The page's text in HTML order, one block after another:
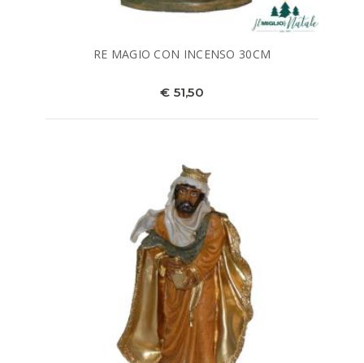
RE MAGIO CON INCENSO 30CM
€ 51,50